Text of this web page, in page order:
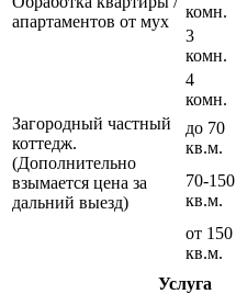
апартаментов от мух
комн.
3
комн.
4
комн.
Загородный частный
коттедж.
(Дополнительно
взымается цена за
дальний выезд)
до 70
кв.м.
70-150
кв.м.
от 150
кв.м.
Услуга